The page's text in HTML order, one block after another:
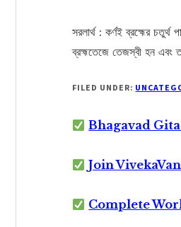
সরলার্থ : কর্ণই ব্রহ্মের
ব্রহ্মতেজে তেজস্বী হন এবং
FILED UNDER:
Bhagavad
Join
Complete